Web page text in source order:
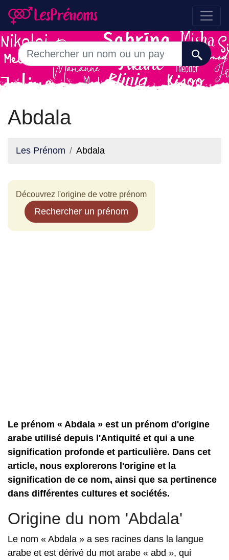
Abdala
Les Prénom Abdala
Découvrez l'origine de votre prénom
Rechercher un prénom
Le prénom « Abdala » est un prénom d'origine
arabe utilisé depuis l'Antiquité et qui a une
signification profonde et particulière. Dans cet
article, nous explorerons l'origine et la
signification de ce nom, ainsi que sa pertinence
dans différentes cultures et sociétés.
Origine du nom 'Abdala'
Le nom « Abdala » a ses racines dans la langue
arabe et est dérivé du mot arabe « abd », qui